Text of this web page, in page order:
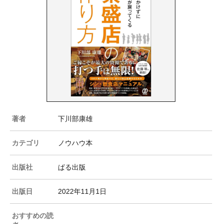
著者 下川部康雄
カテゴリ ノウハウ本
出版社 ぱる出版
出版日 2022年11月1日
おすすめの読